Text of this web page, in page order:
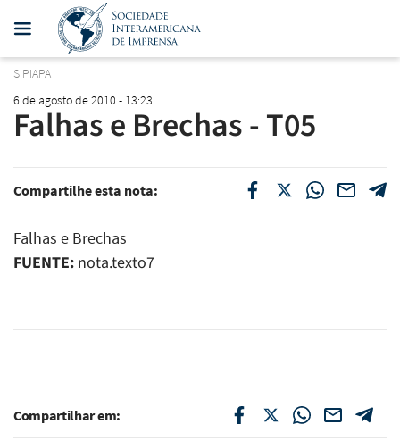
SIPIAPA
6 de agosto de 2010 - 13:23
Falhas e Brechas - T05
Compartilhe esta nota:
Falhas e Brechas
FUENTE: nota.texto7
Compartilhar em: